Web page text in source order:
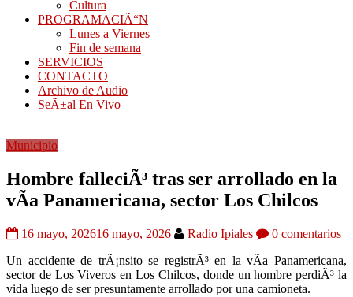
Cultura
PROGRAMACIÃ“N
Lunes a Viernes
Fin de semana
SERVICIOS
CONTACTO
Archivo de Audio
SeÃ±al En Vivo
Municipio
Hombre falleciÃ³ tras ser arrollado en la
vÃ­a Panamericana, sector Los Chilcos
16 mayo, 202616 mayo, 2026 Radio Ipiales
0 comentarios
Un accidente de trÃ¡nsito se registrÃ³ en la vÃ­a Panamericana,
sector de Los Viveros en Los Chilcos, donde un hombre perdiÃ³ la
vida luego de ser presuntamente arrollado por una camioneta.